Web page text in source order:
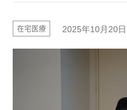
在宅医療 2025年10月20日